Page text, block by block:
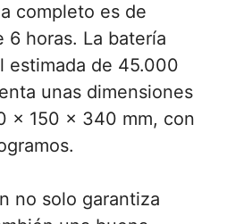
completo es de
6 horas. La batería
estimada de 45.000
unas dimensiones
x 150 x 340 mm, con
no solo garantiza